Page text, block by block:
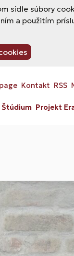
sídle súbory
a použitím
Kontakt RSS
Štúdium Projekt